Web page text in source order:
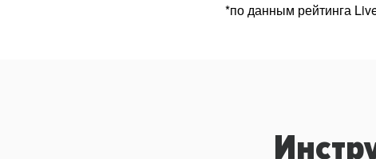
*по данным рейтинга